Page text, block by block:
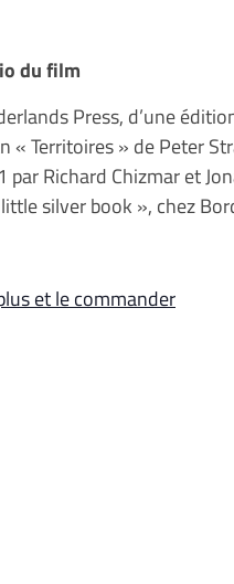
du film
Press, d’une
« Territoires » de Peter
par Richard Chizmar et
silver book », chez
et le commander